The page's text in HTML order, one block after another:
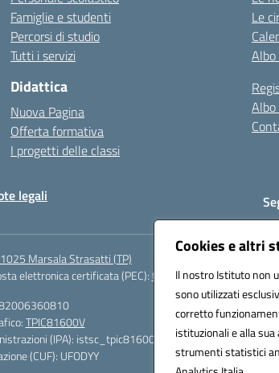
Cookies e altri
Il nostro Istituto non
sono utilizzati
corretto
istituzionali e alla
strumenti statistici
Famiglie e studenti
Percorsi di studio
Tutti i servizi
Didattica
Nuova Pagina
Offerta formativa
I progetti delle classi
Le
Albo
legali
Marsala Strasatti (TP)
elettronica certificata (PEC):
TPIC81600V
(IPA): istsc_tpic81600v
(CUF): UFODYY